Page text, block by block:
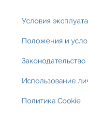
Footer
Условия
Положения и
Использование
Политика Cookie